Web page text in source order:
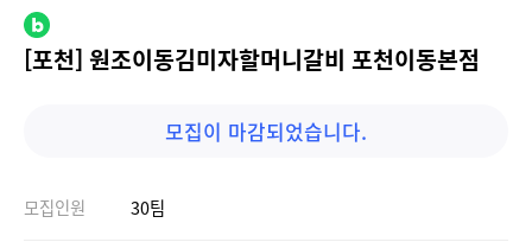
[포천] 원조이동김미자할머니갈비 포천이동본점
모집이 마감되었습니다.
모집인원 30팀